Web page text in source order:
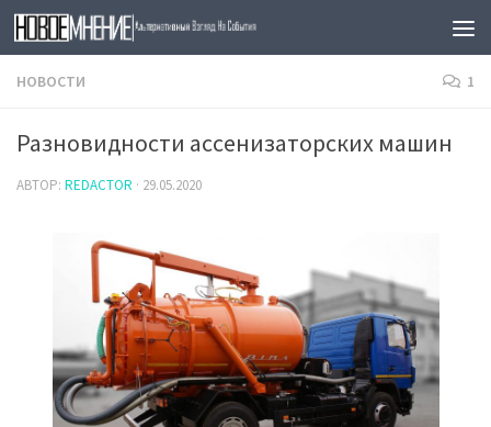
Skip to content
НОВОСТИ 1
Разновидности ассенизаторских машин
АВТОР: REDACTOR · 29.05.2020